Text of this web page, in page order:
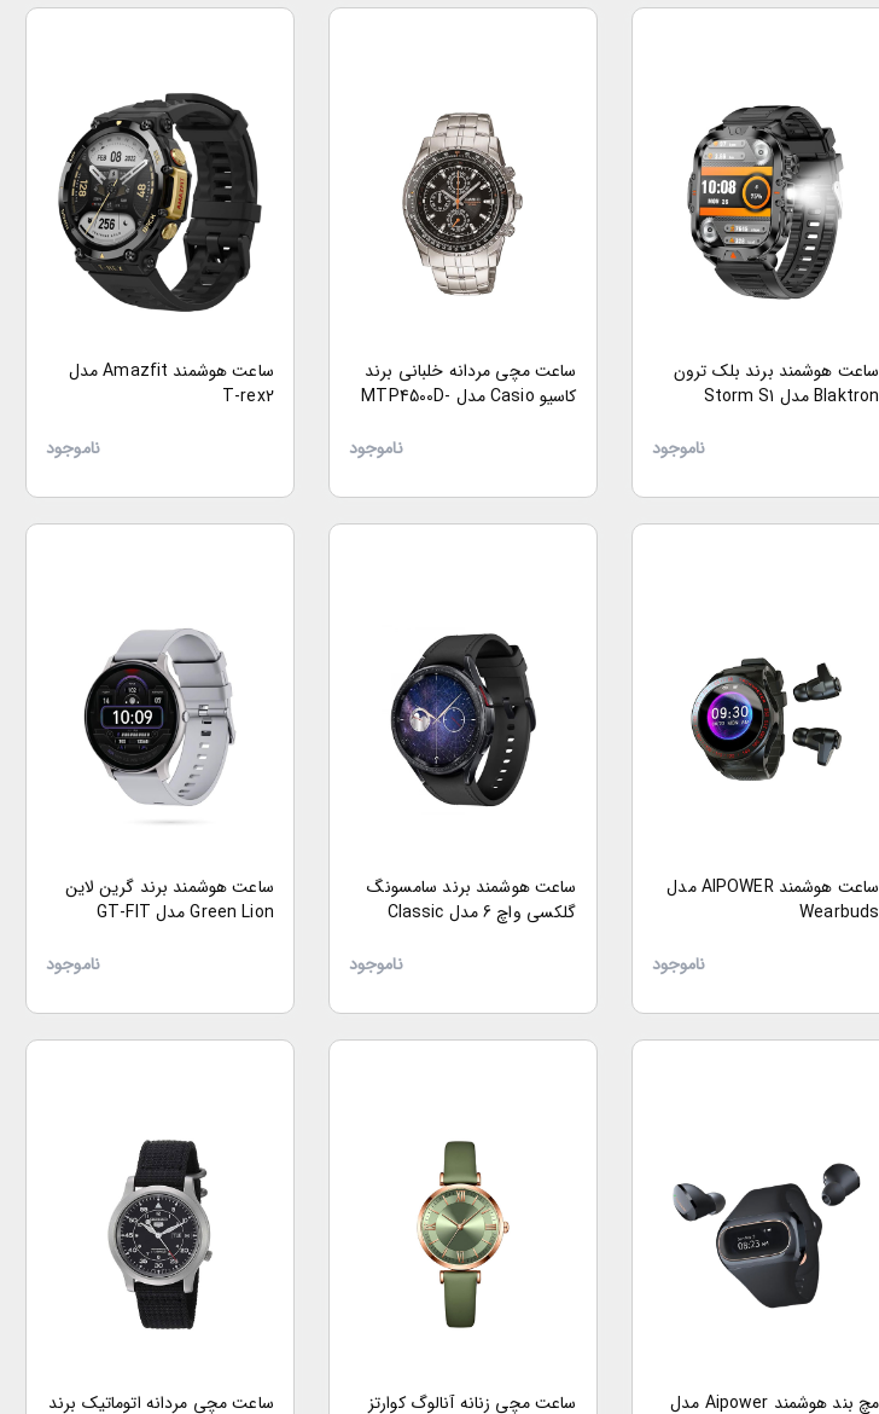
ساعت هوشمند برند بلک ترون
Blaktron مدل Storm S1
ناموجود
ساعت مچی مردانه خلبانی برند
کاسیو Casio مدل MTP4500D-
ناموجود
ساعت هوشمند Amazfit مدل
T-rex2
ناموجود
ساعت هوشمند AIPOWER مدل
Wearbuds
ناموجود
ساعت هوشمند برند سامسونگ
گلکسی واچ 6 مدل Classic
ناموجود
ساعت هوشمند برند گرین لاین
Green Lion مدل GT-FIT
ناموجود
مچ بند هوشمند Aipower مدل
ساعت مچی زنانه آنالوگ کوارتز
ساعت مچی مردانه اتوماتیک برند